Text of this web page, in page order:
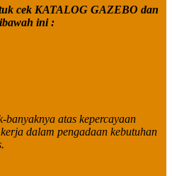
cek KATALOG GAZEBO dan
ini :
banyaknya atas kepercayaan
dalam pengadaan kebutuhan